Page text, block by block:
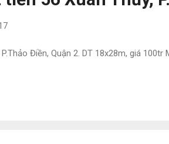
Điền, Quận 2. DT 18x28m, giá 100tr